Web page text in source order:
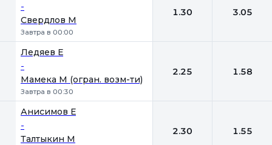
-
Свердлов М
Завтра в 00:00
1.30 3.05
Ледяев Е
-
Мамека М (огран. возм-ти)
Завтра в 00:30
2.25 1.58
Анисимов Е
-
Талтыкин М
2.30 1.55